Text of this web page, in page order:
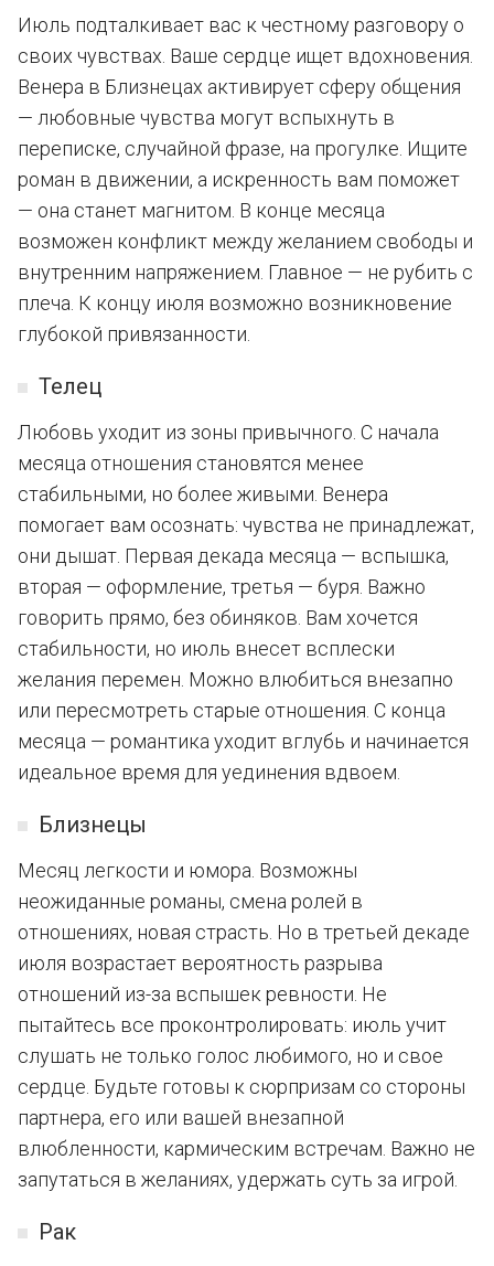
Июль подталкивает вас к честному разговору о
своих чувствах. Ваше сердце ищет вдохновения.
Венера в Близнецах активирует сферу общения
— любовные чувства могут вспыхнуть в
переписке, случайной фразе, на прогулке. Ищите
роман в движении, а искренность вам поможет
— она станет магнитом. В конце месяца
возможен конфликт между желанием свободы и
внутренним напряжением. Главное — не рубить с
плеча. К концу июля возможно возникновение
глубокой привязанности.
Телец
Любовь уходит из зоны привычного. С начала
месяца отношения становятся менее
стабильными, но более живыми. Венера
помогает вам осознать: чувства не принадлежат,
они дышат. Первая декада месяца — вспышка,
вторая — оформление, третья — буря. Важно
говорить прямо, без обиняков. Вам хочется
стабильности, но июль внесет всплески
желания перемен. Можно влюбиться внезапно
или пересмотреть старые отношения. С конца
месяца — романтика уходит вглубь и начинается
идеальное время для уединения вдвоем.
Близнецы
Месяц легкости и юмора. Возможны
неожиданные романы, смена ролей в
отношениях, новая страсть. Но в третьей декаде
июля возрастает вероятность разрыва
отношений из-за вспышек ревности. Не
пытайтесь все проконтролировать: июль учит
слушать не только голос любимого, но и свое
сердце. Будьте готовы к сюрпризам со стороны
партнера, его или вашей внезапной
влюбленности, кармическим встречам. Важно не
запутаться в желаниях, удержать суть за игрой.
Рак